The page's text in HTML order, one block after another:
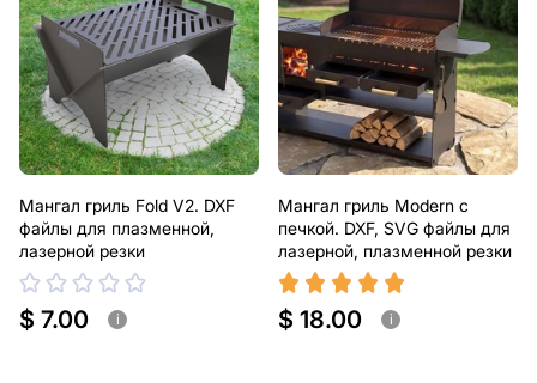
Мангал гриль Fold V2. DXF
файлы для плазменной,
лазерной резки
$ 7.00 i
Мангал гриль Modern с
печкой. DXF, SVG файлы для
лазерной, плазменной резки
$ 18.00 i